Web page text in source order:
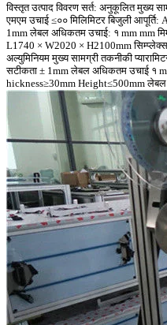
विस्तृत उत्पाद विवरण सर्त: अनुकूलित मुख्य
एमएम उचाई ≤०० मिलिमिटर बिजुली
1mm लेबल अधिकतम उचाई: १ mm mm
L1740 × W2020 × H2100mm
अल्युमिनियम मुख्य सामग्री तकनीकी
सटीकता ± 1mm लेबल अधिकतम उचाई १
hickness≥30mm Height≤500mm लेबल